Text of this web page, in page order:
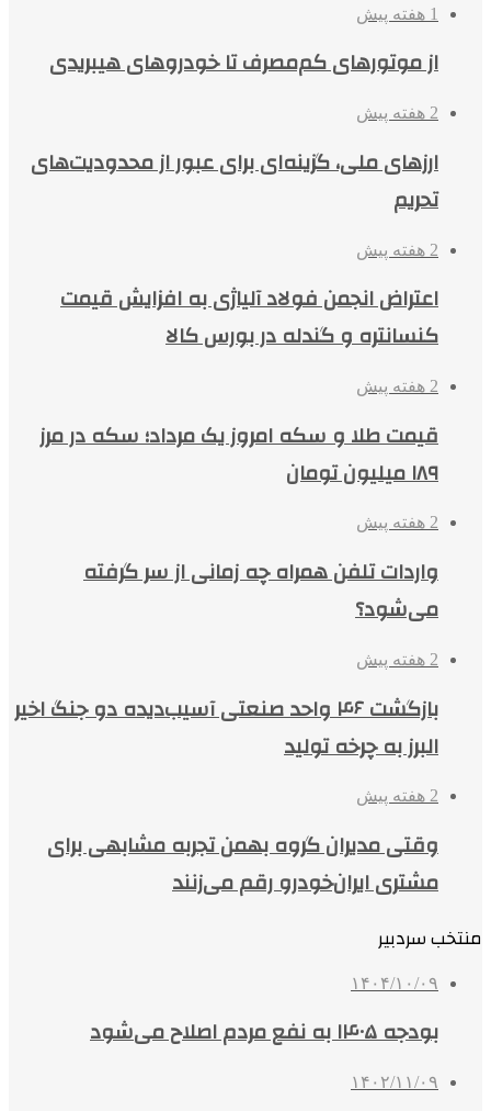
1 هفته پیش
از موتورهای کم‌مصرف تا خودروهای هیبریدی
2 هفته پیش
ارزهای ملی، گزینه‌ای برای عبور از محدودیت‌های
تحریم
2 هفته پیش
اعتراض انجمن فولاد آلیاژی به افزایش قیمت
کنسانتره و گندله در بورس کالا
2 هفته پیش
قیمت طلا و سکه امروز یک مرداد؛ سکه در مرز
۱۸۹ میلیون تومان
2 هفته پیش
واردات تلفن همراه چه زمانی از سر گرفته
می‌شود؟
2 هفته پیش
بازگشت ۴۶ واحد صنعتی آسیب‌دیده دو جنگ اخیر
البرز به چرخه تولید
2 هفته پیش
وقتی مدیران گروه بهمن تجربه مشابهی برای
مشتری ایران‌خودرو رقم می‌زنند
منتخب سردبیر
۱۴۰۴/۱۰/۰۹
بودجه ۱۴۰۵ به نفع مردم اصلاح می‌‎شود
۱۴۰۲/۱۱/۰۹